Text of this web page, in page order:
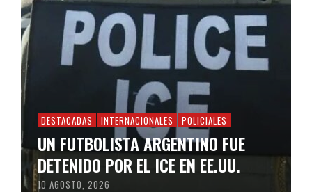
DESTACADAS INTERNACIONALES POLICIALES
UN FUTBOLISTA ARGENTINO FUE
DETENIDO POR EL ICE EN EE.UU.
10 AGOSTO, 2026